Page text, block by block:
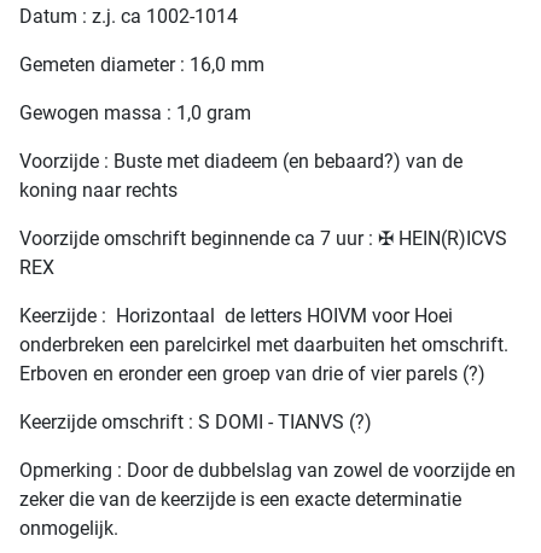
Datum : z.j. ca 1002-1014
Gemeten diameter : 16,0 mm
Gewogen massa : 1,0 gram
Voorzijde : Buste met diadeem (en bebaard?) van de
koning naar rechts
Voorzijde omschrift beginnende ca 7 uur : ✠ HEIN(R)ICVS
REX
Keerzijde : Horizontaal de letters HOIVM voor Hoei
onderbreken een parelcirkel met daarbuiten het omschrift.
Erboven en eronder een groep van drie of vier parels (?)
Keerzijde omschrift : S DOMI - TIANVS (?)
Opmerking : Door de dubbelslag van zowel de voorzijde en
zeker die van de keerzijde is een exacte determinatie
onmogelijk.